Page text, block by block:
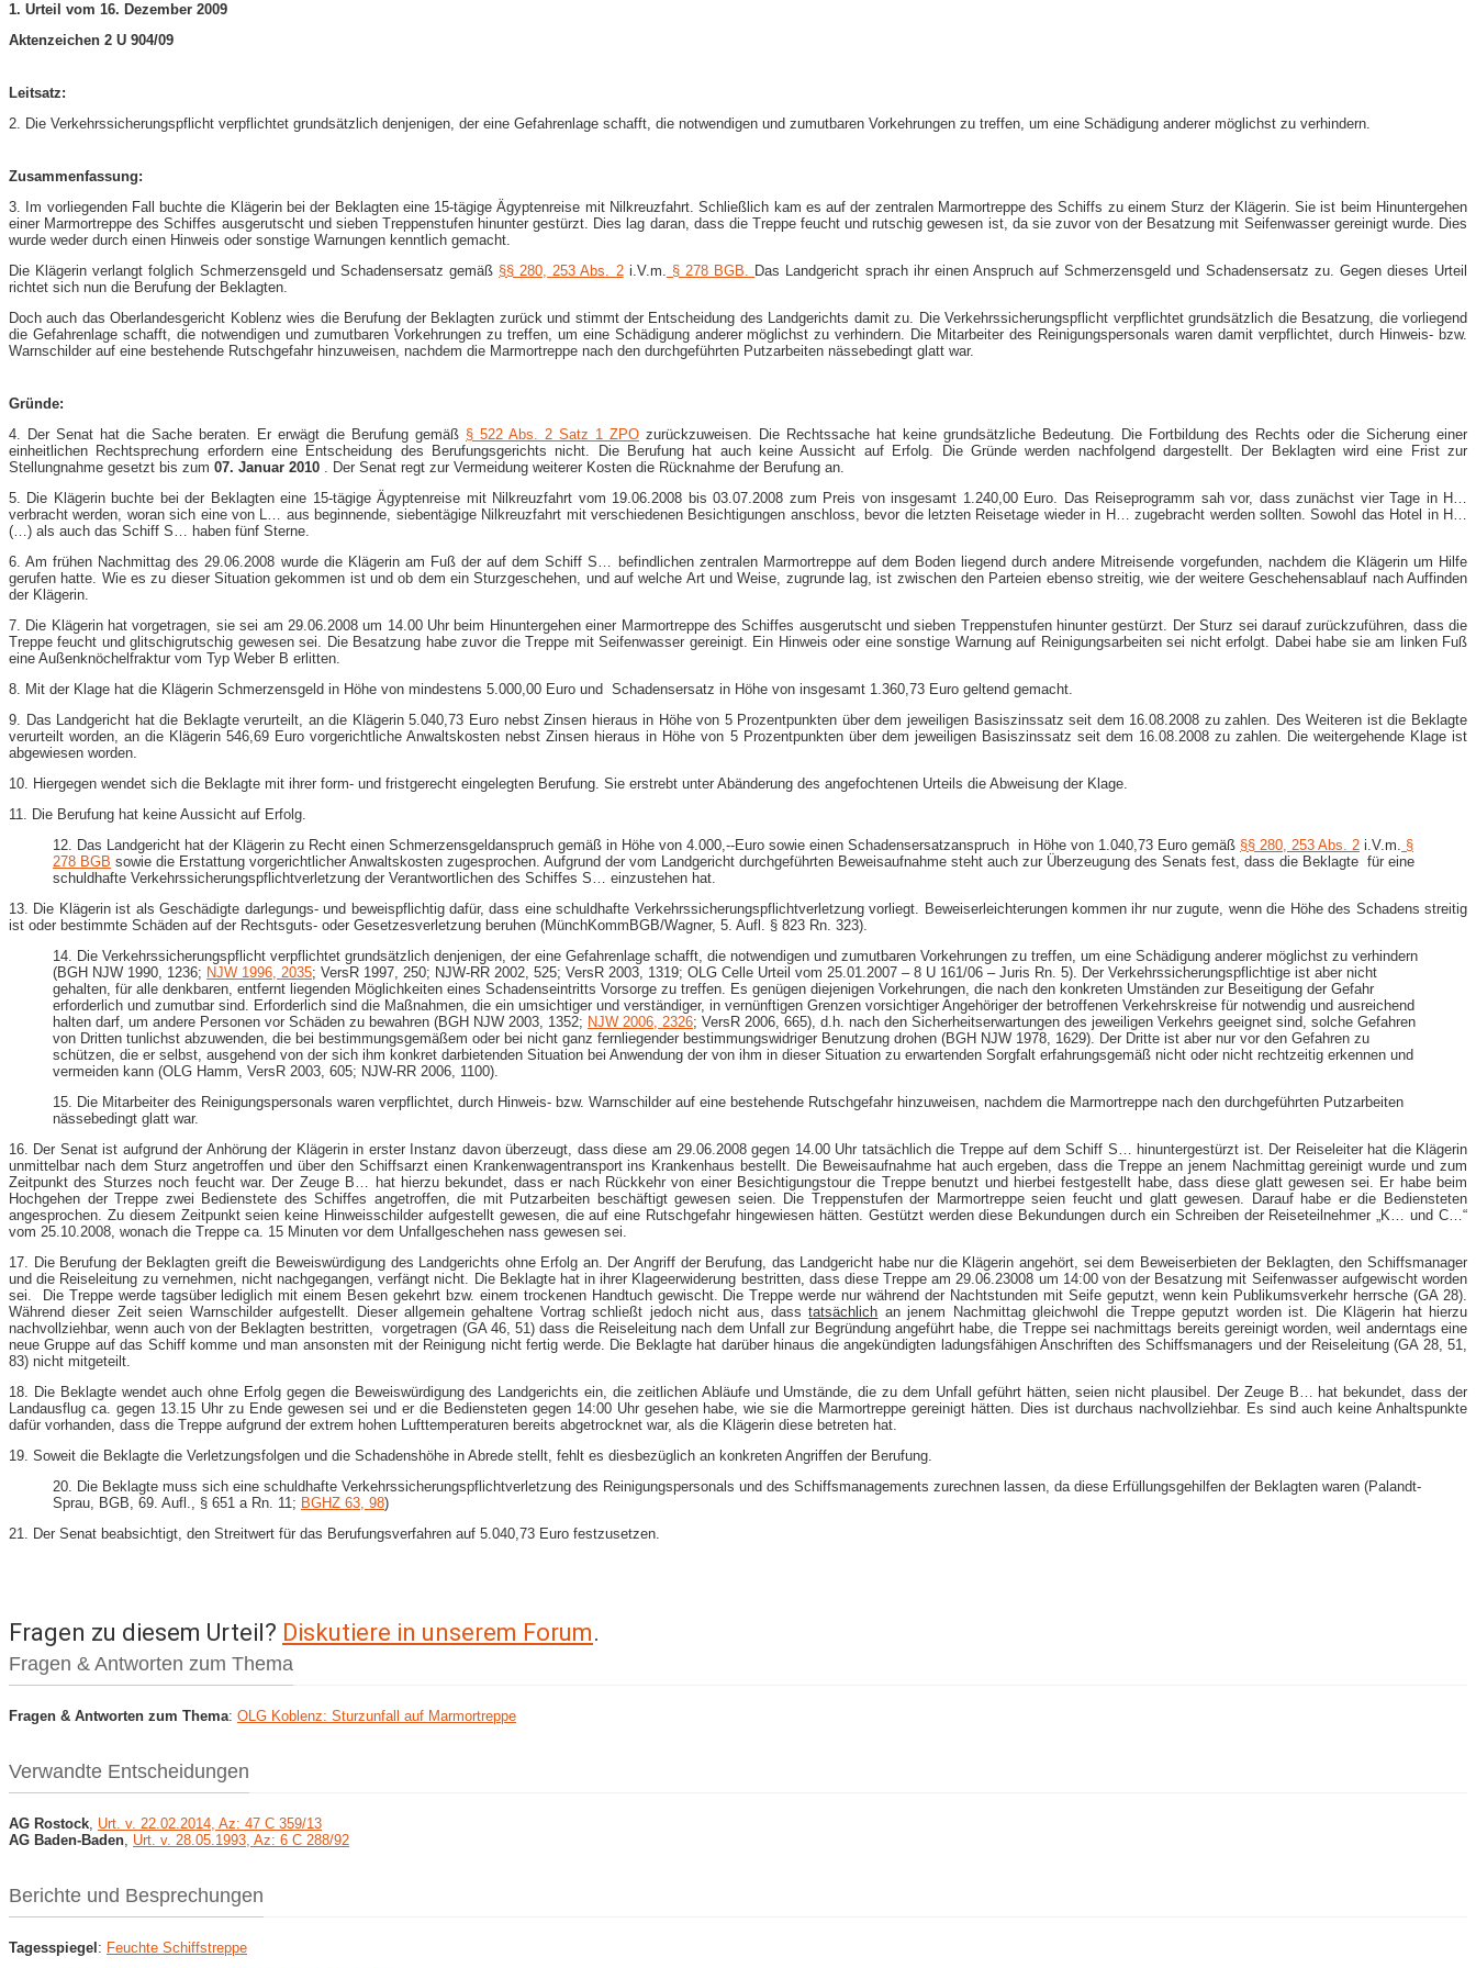
1. Urteil vom 16. Dezember 2009
Aktenzeichen 2 U 904/09
Leitsatz:
2. Die Verkehrssicherungspflicht verpflichtet grundsätzlich denjenigen, der eine Gefahrenlage schafft, die notwendigen und zumutbaren Vorkehrungen zu treffen, um eine Schädigung anderer möglichst zu verhindern.
Zusammenfassung:
3. Im vorliegenden Fall buchte die Klägerin bei der Beklagten eine 15-​tägige Ägyptenreise mit Nilkreuzfahrt. Schließlich kam es auf der zentralen Marmortreppe des Schiffs zu einem Sturz der Klägerin. Sie ist beim Hinuntergehen
einer Marmortreppe des Schiffes ausgerutscht und sieben Treppenstufen hinunter gestürzt. Dies lag daran, dass die Treppe feucht und rutschig gewesen ist, da sie zuvor von der Besatzung mit Seifenwasser gereinigt wurde. Dies
wurde weder durch einen Hinweis oder sonstige Warnungen kenntlich gemacht.
Die Klägerin verlangt folglich Schmerzensgeld und Schadensersatz gemäß §§ 280, 253 Abs. 2i.V.m. § 278 BGB. Das Landgericht sprach ihr einen Anspruch auf Schmerzensgeld und Schadensersatz zu. Gegen dieses Urteil
richtet sich nun die Berufung der Beklagten.
Doch auch das Oberlandesgericht Koblenz wies die Berufung der Beklagten zurück und stimmt der Entscheidung des Landgerichts damit zu. Die Verkehrssicherungspflicht verpflichtet grundsätzlich die Besatzung, die vorliegend
die Gefahrenlage schafft, die notwendigen und zumutbaren Vorkehrungen zu treffen, um eine Schädigung anderer möglichst zu verhindern. Die Mitarbeiter des Reinigungspersonals waren damit verpflichtet, durch Hinweis- bzw.
Warnschilder auf eine bestehende Rutschgefahr hinzuweisen, nachdem die Marmortreppe nach den durchgeführten Putzarbeiten nässebedingt glatt war.
Gründe:
4. Der Senat hat die Sache beraten. Er erwägt die Berufung gemäß § 522 Abs. 2 Satz 1 ZPO zurückzuweisen. Die Rechtssache hat keine grundsätzliche Bedeutung. Die Fortbildung des Rechts oder die Sicherung einer
einheitlichen Rechtsprechung erfordern eine Entscheidung des Berufungsgerichts nicht. Die Berufung hat auch keine Aussicht auf Erfolg. Die Gründe werden nachfolgend dargestellt. Der Beklagten wird eine Frist zur
Stellungnahme gesetzt bis zum 07. Januar 2010 . Der Senat regt zur Vermeidung weiterer Kosten die Rücknahme der Berufung an.
5. Die Klägerin buchte bei der Beklagten eine 15-​tägige Ägyptenreise mit Nilkreuzfahrt vom 19.06.2008 bis 03.07.2008 zum Preis von insgesamt 1.240,00 Euro. Das Reiseprogramm sah vor, dass zunächst vier Tage in H…
verbracht werden, woran sich eine von L… aus beginnende, siebentägige Nilkreuzfahrt mit verschiedenen Besichtigungen anschloss, bevor die letzten Reisetage wieder in H… zugebracht werden sollten. Sowohl das Hotel in H…
(…) als auch das Schiff S… haben fünf Sterne.
6. Am frühen Nachmittag des 29.06.2008 wurde die Klägerin am Fuß der auf dem Schiff S… befindlichen zentralen Marmortreppe auf dem Boden liegend durch andere Mitreisende vorgefunden, nachdem die Klägerin um Hilfe
gerufen hatte. Wie es zu dieser Situation gekommen ist und ob dem ein Sturzgeschehen, und auf welche Art und Weise, zugrunde lag, ist zwischen den Parteien ebenso streitig, wie der weitere Geschehensablauf nach Auffinden
der Klägerin.
7. Die Klägerin hat vorgetragen, sie sei am 29.06.2008 um 14.00 Uhr beim Hinuntergehen einer Marmortreppe des Schiffes ausgerutscht und sieben Treppenstufen hinunter gestürzt. Der Sturz sei darauf zurückzuführen, dass die
Treppe feucht und glitschigrutschig gewesen sei. Die Besatzung habe zuvor die Treppe mit Seifenwasser gereinigt. Ein Hinweis oder eine sonstige Warnung auf Reinigungsarbeiten sei nicht erfolgt. Dabei habe sie am linken Fuß
eine Außenknöchelfraktur vom Typ Weber B erlitten.
8. Mit der Klage hat die Klägerin Schmerzensgeld in Höhe von mindestens 5.000,00 Euro und Schadensersatz in Höhe von insgesamt 1.360,73 Euro geltend gemacht.
9. Das Landgericht hat die Beklagte verurteilt, an die Klägerin 5.040,73 Euro nebst Zinsen hieraus in Höhe von 5 Prozentpunkten über dem jeweiligen Basiszinssatz seit dem 16.08.2008 zu zahlen. Des Weiteren ist die Beklagte
verurteilt worden, an die Klägerin 546,69 Euro vorgerichtliche Anwaltskosten nebst Zinsen hieraus in Höhe von 5 Prozentpunkten über dem jeweiligen Basiszinssatz seit dem 16.08.2008 zu zahlen. Die weitergehende Klage ist
abgewiesen worden.
10. Hiergegen wendet sich die Beklagte mit ihrer form- und fristgerecht eingelegten Berufung. Sie erstrebt unter Abänderung des angefochtenen Urteils die Abweisung der Klage.
11. Die Berufung hat keine Aussicht auf Erfolg.
12. Das Landgericht hat der Klägerin zu Recht einen Schmerzensgeldanspruch gemäß in Höhe von 4.000,-​-Euro sowie einen Schadensersatzanspruch in Höhe von 1.040,73 Euro gemäß §§ 280, 253 Abs. 2 i.V.m.
§
278 BGB sowie die Erstattung vorgerichtlicher Anwaltskosten zugesprochen. Aufgrund der vom Landgericht durchgeführten Beweisaufnahme steht auch zur Überzeugung des Senats fest, dass die Beklagte für eine
schuldhafte Verkehrssicherungspflichtverletzung der Verantwortlichen des Schiffes S… einzustehen hat.
13. Die Klägerin ist als Geschädigte darlegungs- und beweispflichtig dafür, dass eine schuldhafte Verkehrssicherungspflichtverletzung vorliegt. Beweiserleichterungen kommen ihr nur zugute, wenn die Höhe des Schadens streitig
ist oder bestimmte Schäden auf der Rechtsguts- oder Gesetzesverletzung beruhen (MünchKommBGB/Wagner, 5. Aufl. § 823 Rn. 323).
14. Die Verkehrssicherungspflicht verpflichtet grundsätzlich denjenigen, der eine Gefahrenlage schafft, die notwendigen und zumutbaren Vorkehrungen zu treffen, um eine Schädigung anderer möglichst zu verhindern
(BGH NJW 1990, 1236; NJW 1996, 2035; VersR 1997, 250; NJW-​RR 2002, 525; VersR 2003, 1319; OLG Celle Urteil vom 25.01.2007 – 8 U 161/06 – Juris Rn. 5). Der Verkehrssicherungspflichtige ist aber nicht
gehalten, für alle denkbaren, entfernt liegenden Möglichkeiten eines Schadenseintritts Vorsorge zu treffen. Es genügen diejenigen Vorkehrungen, die nach den konkreten Umständen zur Beseitigung der Gefahr
erforderlich und zumutbar sind. Erforderlich sind die Maßnahmen, die ein umsichtiger und verständiger, in vernünftigen Grenzen vorsichtiger Angehöriger der betroffenen Verkehrskreise für notwendig und ausreichend
halten darf, um andere Personen vor Schäden zu bewahren (BGH NJW 2003, 1352; NJW 2006, 2326; VersR 2006, 665), d.h. nach den Sicherheitserwartungen des jeweiligen Verkehrs geeignet sind, solche Gefahren
von Dritten tunlichst abzuwenden, die bei bestimmungsgemäßem oder bei nicht ganz fernliegender bestimmungswidriger Benutzung drohen (BGH NJW 1978, 1629). Der Dritte ist aber nur vor den Gefahren zu
schützen, die er selbst, ausgehend von der sich ihm konkret darbietenden Situation bei Anwendung der von ihm in dieser Situation zu erwartenden Sorgfalt erfahrungsgemäß nicht oder nicht rechtzeitig erkennen und
vermeiden kann (OLG Hamm, VersR 2003, 605; NJW-​RR 2006, 1100).
15. Die Mitarbeiter des Reinigungspersonals waren verpflichtet, durch Hinweis- bzw. Warnschilder auf eine bestehende Rutschgefahr hinzuweisen, nachdem die Marmortreppe nach den durchgeführten Putzarbeiten
nässebedingt glatt war.
16. Der Senat ist aufgrund der Anhörung der Klägerin in erster Instanz davon überzeugt, dass diese am 29.06.2008 gegen 14.00 Uhr tatsächlich die Treppe auf dem Schiff S… hinuntergestürzt ist. Der Reiseleiter hat die Klägerin
unmittelbar nach dem Sturz angetroffen und über den Schiffsarzt einen Krankenwagentransport ins Krankenhaus bestellt. Die Beweisaufnahme hat auch ergeben, dass die Treppe an jenem Nachmittag gereinigt wurde und zum
Zeitpunkt des Sturzes noch feucht war. Der Zeuge B… hat hierzu bekundet, dass er nach Rückkehr von einer Besichtigungstour die Treppe benutzt und hierbei festgestellt habe, dass diese glatt gewesen sei. Er habe beim
Hochgehen der Treppe zwei Bedienstete des Schiffes angetroffen, die mit Putzarbeiten beschäftigt gewesen seien. Die Treppenstufen der Marmortreppe seien feucht und glatt gewesen. Darauf habe er die Bediensteten
angesprochen. Zu diesem Zeitpunkt seien keine Hinweisschilder aufgestellt gewesen, die auf eine Rutschgefahr hingewiesen hätten. Gestützt werden diese Bekundungen durch ein Schreiben der Reiseteilnehmer „K… und C…“
vom 25.10.2008, wonach die Treppe ca. 15 Minuten vor dem Unfallgeschehen nass gewesen sei.
17. Die Berufung der Beklagten greift die Beweiswürdigung des Landgerichts ohne Erfolg an. Der Angriff der Berufung, das Landgericht habe nur die Klägerin angehört, sei dem Beweiserbieten der Beklagten, den Schiffsmanager
und die Reiseleitung zu vernehmen, nicht nachgegangen, verfängt nicht. Die Beklagte hat in ihrer Klageerwiderung bestritten, dass diese Treppe am 29.06.23008 um 14:00 von der Besatzung mit Seifenwasser aufgewischt worden
sei. Die Treppe werde tagsüber lediglich mit einem Besen gekehrt bzw. einem trockenen Handtuch gewischt. Die Treppe werde nur während der Nachtstunden mit Seife geputzt, wenn kein Publikumsverkehr herrsche (GA 28).
Während dieser Zeit seien Warnschilder aufgestellt. Dieser allgemein gehaltene Vortrag schließt jedoch nicht aus, dasstatsächlich an jenem Nachmittag gleichwohl die Treppe geputzt worden ist. Die Klägerin hat hierzu
nachvollziehbar, wenn auch von der Beklagten bestritten, vorgetragen (GA 46, 51) dass die Reiseleitung nach dem Unfall zur Begründung angeführt habe, die Treppe sei nachmittags bereits gereinigt worden, weil anderntags eine
neue Gruppe auf das Schiff komme und man ansonsten mit der Reinigung nicht fertig werde. Die Beklagte hat darüber hinaus die angekündigten ladungsfähigen Anschriften des Schiffsmanagers und der Reiseleitung (GA 28, 51,
83) nicht mitgeteilt.
18. Die Beklagte wendet auch ohne Erfolg gegen die Beweiswürdigung des Landgerichts ein, die zeitlichen Abläufe und Umstände, die zu dem Unfall geführt hätten, seien nicht plausibel. Der Zeuge B… hat bekundet, dass der
Landausflug ca. gegen 13.15 Uhr zu Ende gewesen sei und er die Bediensteten gegen 14:00 Uhr gesehen habe, wie sie die Marmortreppe gereinigt hätten. Dies ist durchaus nachvollziehbar. Es sind auch keine Anhaltspunkte
dafür vorhanden, dass die Treppe aufgrund der extrem hohen Lufttemperaturen bereits abgetrocknet war, als die Klägerin diese betreten hat.
19. Soweit die Beklagte die Verletzungsfolgen und die Schadenshöhe in Abrede stellt, fehlt es diesbezüglich an konkreten Angriffen der Berufung.
20. Die Beklagte muss sich eine schuldhafte Verkehrssicherungspflichtverletzung des Reinigungspersonals und des Schiffsmanagements zurechnen lassen, da diese Erfüllungsgehilfen der Beklagten waren (Palandt-​
Sprau, BGB, 69. Aufl., § 651 a Rn. 11; BGHZ 63, 98)
21. Der Senat beabsichtigt, den Streitwert für das Berufungsverfahren auf 5.040,73 Euro festzusetzen.
Fragen zu diesem Urteil? Diskutiere in unserem Forum.
Fragen & Antworten zum Thema
Fragen & Antworten zum Thema: OLG Koblenz: Sturzunfall auf Marmortreppe
Verwandte Entscheidungen
AG Rostock Urt. v. 22.02.2014, Az: 47 C 359/13
AG Baden-Baden Urt. v. 28.05.1993, Az: 6 C 288/92
Berichte und Besprechungen
Tagesspiegel: Feuchte Schiffstreppe